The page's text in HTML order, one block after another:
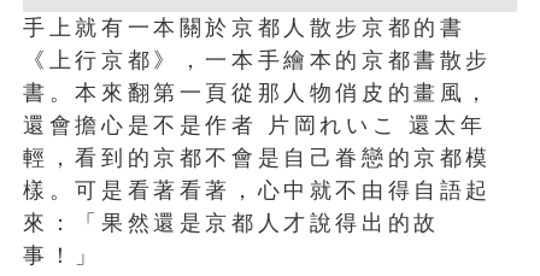
手上就有一本關於京都人散步京都的書
《上行京都》，一本手繪本的京都書散步
書。本來翻第一頁從那人物俏皮的畫風，
還會擔心是不是作者 片岡れいこ 還太年
輕，看到的京都不會是自己眷戀的京都模
樣。可是看著看著，心中就不由得自語起
來：「果然還是京都人才說得出的故
事！」